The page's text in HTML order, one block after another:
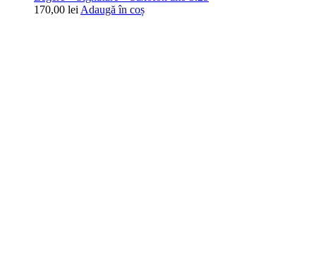
170,00 lei Adaugă în coș